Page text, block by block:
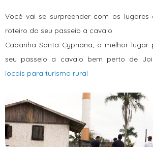
Você vai se surpreender com os
roteiro do seu passeio a cavalo.
Cabanha Santa Cypriana, o melhor
seu passeio a cavalo bem perto de
locais para turismo rural